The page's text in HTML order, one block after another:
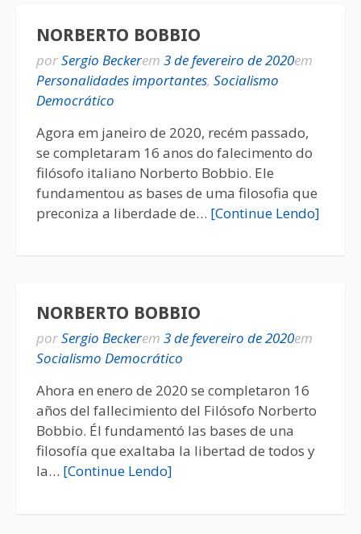
NORBERTO BOBBIO
porSergio Beckerem 3 de fevereiro de 2020em
Personalidades importantes, Socialismo
Democrático
Agora em janeiro de 2020, recém passado,
se completaram 16 anos do falecimento do
filósofo italiano Norberto Bobbio. Ele
fundamentou as bases de uma filosofia que
preconiza a liberdade de… [Continue Lendo]
NORBERTO BOBBIO
porSergio Beckerem 3 de fevereiro de 2020em
Socialismo Democrático
Ahora en enero de 2020 se completaron 16
años del fallecimiento del Filósofo Norberto
Bobbio. Él fundamentó las bases de una
filosofía que exaltaba la libertad de todos y
la… [Continue Lendo]